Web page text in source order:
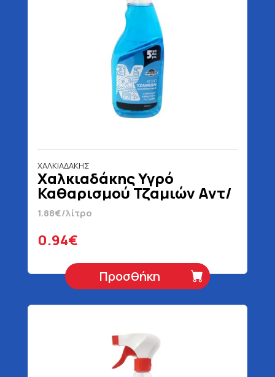
ΧΑΛΚΙΑΔΑΚΗΣ
Χαλκιαδάκης Υγρό
Καθαρισμού Τζαμιών Αντ/
κο 500 ml
1.88€/λίτρο
0.94€
Προσθήκη